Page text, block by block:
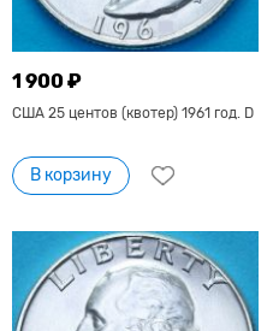
1 900 ₽
США 25 центов (квотер) 1961 год. D
В корзину